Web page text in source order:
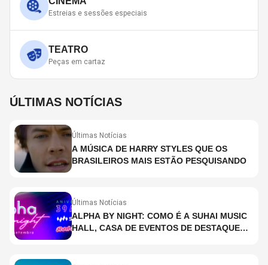
Estreias e sessões especiais
TEATRO
Peças em cartaz
ÚLTIMAS NOTÍCIAS
Últimas Notícias
A MÚSICA DE HARRY STYLES QUE OS
BRASILEIROS MAIS ESTÃO PESQUISANDO
Últimas Notícias
ALPHA BY NIGHT: COMO É A SUHAI MUSIC
HALL, CASA DE EVENTOS DE DESTAQUE